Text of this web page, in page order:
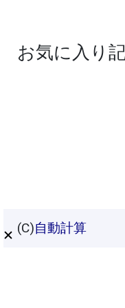
お気に入り
(C)自動計算